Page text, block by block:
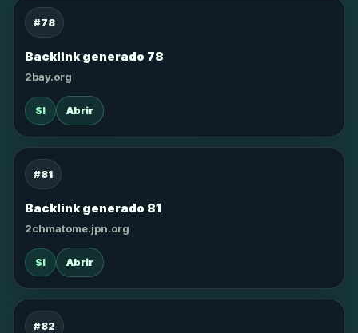
#78
Backlink generado 78
2bay.org
SI Abrir
#81
Backlink generado 81
2chmatome.jpn.org
SI Abrir
#82